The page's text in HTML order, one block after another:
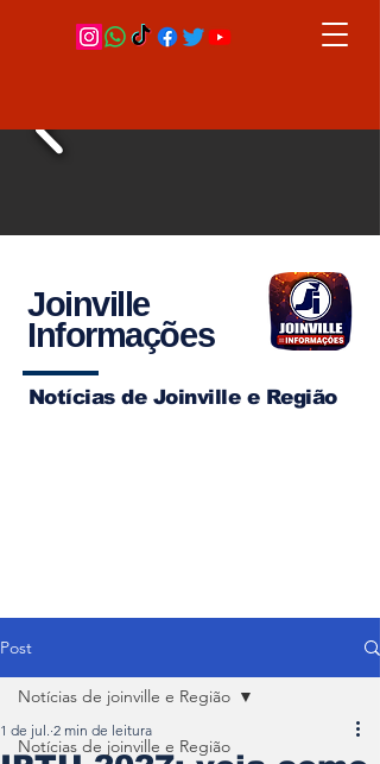
Joinville
Informações
Notícias de Joinville e Região
Post
Notícias de joinville e Região
Notícias de joinville e Região
1 de jul. 2 min de leitura